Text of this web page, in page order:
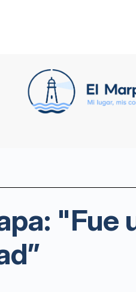
"Fue